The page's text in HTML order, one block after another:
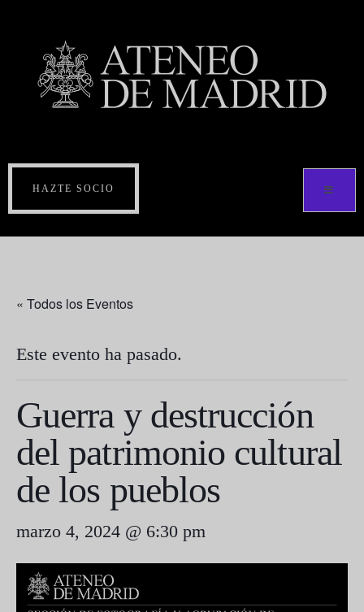
HAZTE SOCIO
« Todos los Eventos
Este evento ha pasado.
Guerra y destrucción
del patrimonio cultural
de los pueblos
marzo 4, 2024 @ 6:30 pm